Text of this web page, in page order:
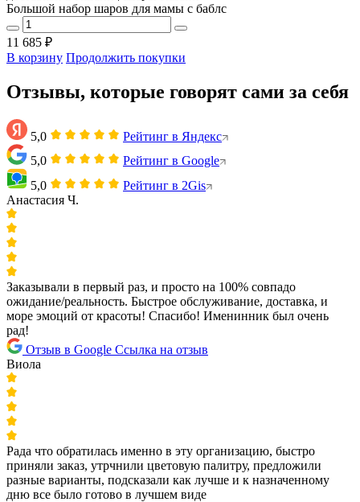
Большой набор шаров для мамы с баблс
11 685 ₽
В корзину Продолжить покупки
Отзывы, которые говорят сами за себя
5,0
Рейтинг в Яндекс
5,0
Рейтинг в Google
5,0
Рейтинг в 2Gis
Анастасия Ч.
Заказывали в первый раз, и просто на 100% совпадо
ожидание/реальность. Быстрое обслуживание, доставка, и
море эмоций от красоты! Спасибо! Именинник был очень
рад!
Отзыв в Google Ссылка на отзыв
Виола
Рада что обратилась именно в эту организацию, быстро
приняли заказ, утрчнили цветовую палитру, предложили
разные варианты, подсказали как лучше и к назначенному
дню все было готово в лучшем виде